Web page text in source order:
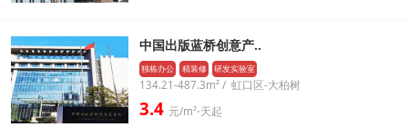
中国出版蓝桥创意产..
独栋办公 精装修 研发实验室
134.21-487.3m² / 虹口区-大柏树
3.4 元/m²⋅天起